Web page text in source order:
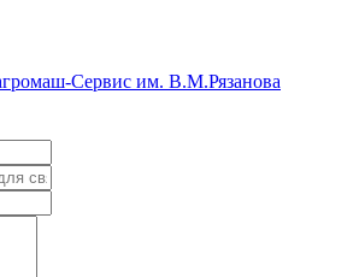
Сервис им. В.М.Рязанова